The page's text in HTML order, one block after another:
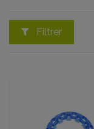
Filtrer